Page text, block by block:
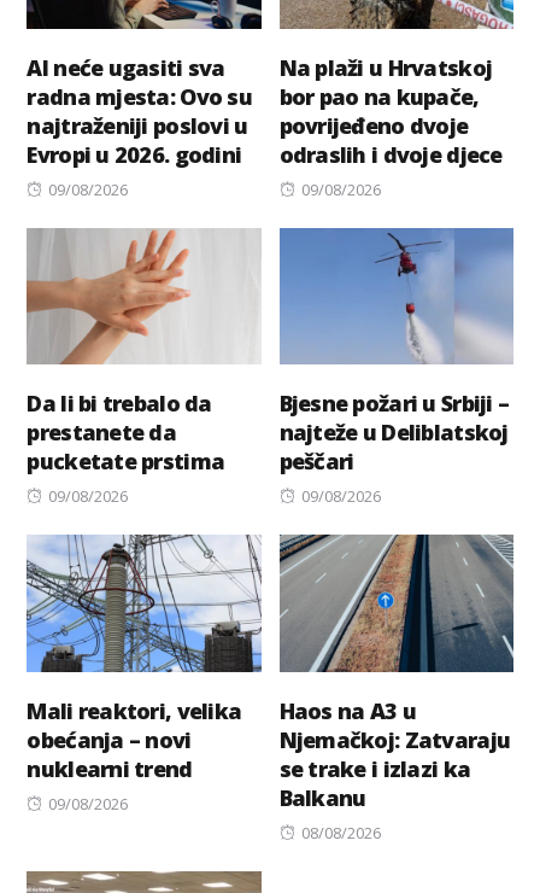
AI neće ugasiti sva
radna mjesta: Ovo su
najtraženiji poslovi u
Evropi u 2026. godini
Posted
09/08/2026
Na plaži u Hrvatskoj
bor pao na kupače,
povrijeđeno dvoje
odraslih i dvoje djece
Posted
09/08/2026
Da li bi trebalo da
prestanete da
pucketate prstima
Posted
09/08/2026
Bjesne požari u Srbiji –
najteže u Deliblatskoj
peščari
Posted
09/08/2026
Mali reaktori, velika
obećanja – novi
nuklearni trend
Posted
09/08/2026
Haos na A3 u
Njemačkoj: Zatvaraju
se trake i izlazi ka
Balkanu
Posted
08/08/2026